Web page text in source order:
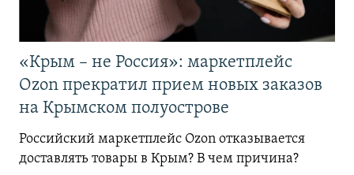
«Крым – не Россия»: маркетплейс
Ozon прекратил прием новых заказов
на Крымском полуострове
Российский маркетплейс Ozon отказывается
доставлять товары в Крым? В чем причина?